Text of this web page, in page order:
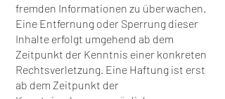
fremden Informationen zu überwachen.
Eine Entfernung oder Sperrung dieser
Inhalte erfolgt umgehend ab dem
Zeitpunkt der Kenntnis einer konkreten
Rechtsverletzung. Eine Haftung ist erst
ab dem Zeitpunkt der